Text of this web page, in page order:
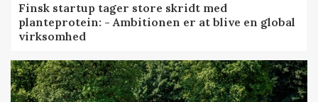
Finsk startup tager store skridt med
planteprotein: - Ambitionen er at blive en global
virksomhed